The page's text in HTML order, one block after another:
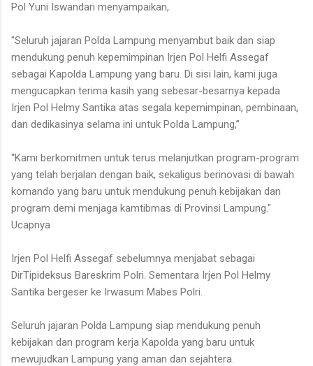
Pol Yuni Iswandari menyampaikan,
"Seluruh jajaran Polda Lampung menyambut baik dan siap
mendukung penuh kepemimpinan Irjen Pol Helfi Assegaf
sebagai Kapolda Lampung yang baru. Di sisi lain, kami juga
mengucapkan terima kasih yang sebesar-besarnya kepada
Irjen Pol Helmy Santika atas segala kepemimpinan, pembinaan,
dan dedikasinya selama ini untuk Polda Lampung,”
“Kami berkomitmen untuk terus melanjutkan program-program
yang telah berjalan dengan baik, sekaligus berinovasi di bawah
komando yang baru untuk mendukung penuh kebijakan dan
program demi menjaga kamtibmas di Provinsi Lampung."
Ucapnya
Irjen Pol Helfi Assegaf sebelumnya menjabat sebagai
DirTipideksus Bareskrim Polri. Sementara Irjen Pol Helmy
Santika bergeser ke Irwasum Mabes Polri.
Seluruh jajaran Polda Lampung siap mendukung penuh
kebijakan dan program kerja Kapolda yang baru untuk
mewujudkan Lampung yang aman dan sejahtera.